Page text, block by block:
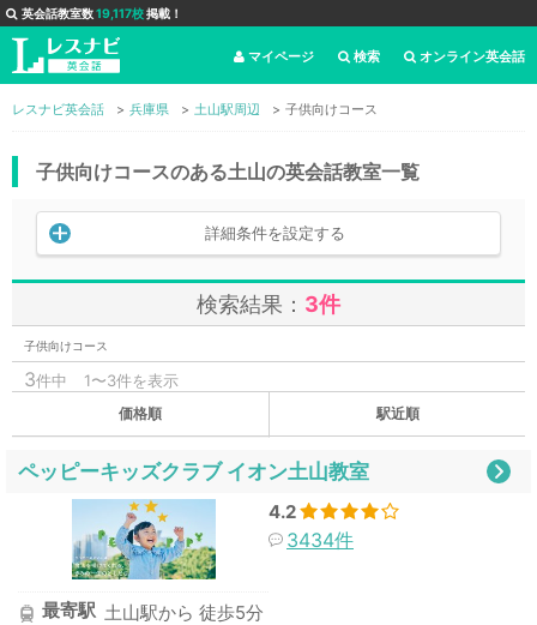
英会話教室数19,117校掲載！
オンライン英会話
検索
マイページ
レスナビ英会話 兵庫県 土山駅周辺 子供向けコース
子供向けコースのある土山の英会話教室一覧
詳細条件を設定する
検索結果： 3件
子供向けコース
3件中 1〜3件を表示
価格順 駅近順
ペッピーキッズクラブ イオン土山教室
4.2
3434件
最寄駅 土山駅から 徒歩5分